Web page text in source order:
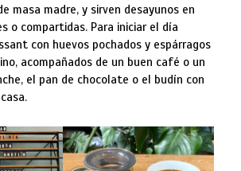
masa madre, y sirven desayunos en
o compartidas. Para iniciar el día
con huevos pochados y espárragos
acompañados de un buen café o un
el pan de chocolate o el budín con